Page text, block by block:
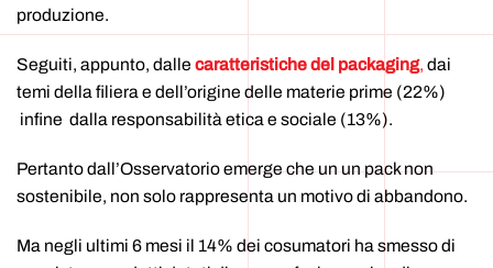
produzione.
Seguiti, appunto, dalle caratteristiche del packaging, dai
temi della filiera e dell’origine delle materie prime (22%)
infine dalla responsabilità etica e sociale (13%).
Pertanto dall’Osservatorio emerge che un un pack non
sostenibile, non solo rappresenta un motivo di abbandono.
Ma negli ultimi 6 mesi il 14% dei cosumatori ha smesso di